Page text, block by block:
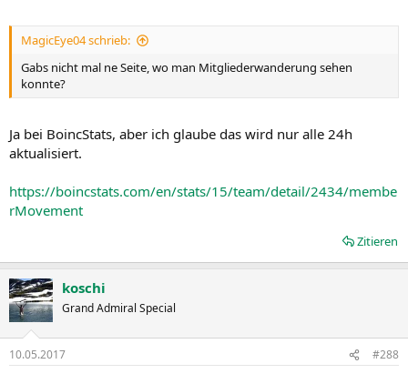
MagicEye04 schrieb:
Gabs nicht mal ne Seite, wo man Mitgliederwanderung sehen
konnte?
Ja bei BoincStats, aber ich glaube das wird nur alle 24h
aktualisiert.
https://boincstats.com/en/stats/15/team/detail/2434/membe
rMovement
Zitieren
koschi
Grand Admiral Special
10.05.2017 #288